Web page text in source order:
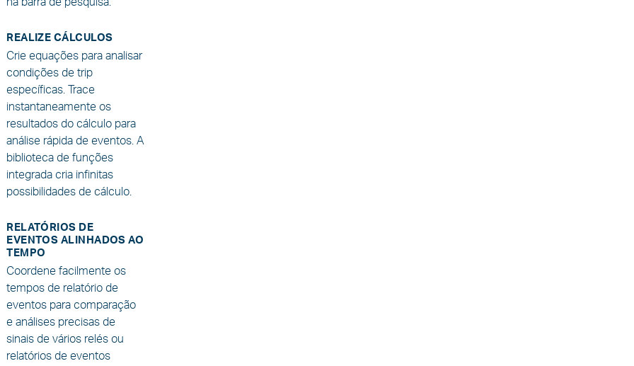
REALIZE CÁLCULOS
Crie equações para analisar
condições de trip
específicas. Trace
instantaneamente os
resultados do cálculo para
análise rápida de eventos. A
biblioteca de funções
integrada cria infinitas
possibilidades de cálculo.
RELATÓRIOS DE
EVENTOS ALINHADOS AO
TEMPO
Coordene facilmente os
tempos de relatório de
eventos para comparação
e análises precisas de
sinais de vários relés ou
relatórios de eventos